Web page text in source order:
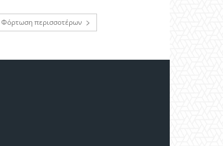
Φόρτωση περισσοτέρων